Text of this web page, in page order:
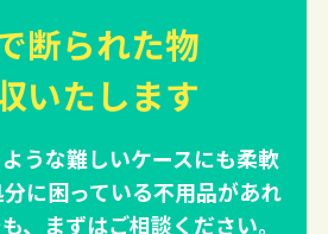
断られた物
いたします
うな難しいケースにも柔軟
に困っている不用品があれ
、まずはご相談ください。